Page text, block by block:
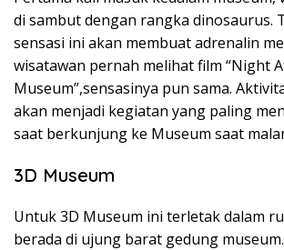
di sambut dengan rangka dinosaurus.
sensasi ini akan membuat adrenalin
wisatawan pernah melihat film “Night
Museum”,sensasinya pun sama.
akan menjadi kegiatan yang paling
saat berkunjung ke Museum saat
3D Museum
Untuk 3D Museum ini terletak dalam
berada di ujung barat gedung